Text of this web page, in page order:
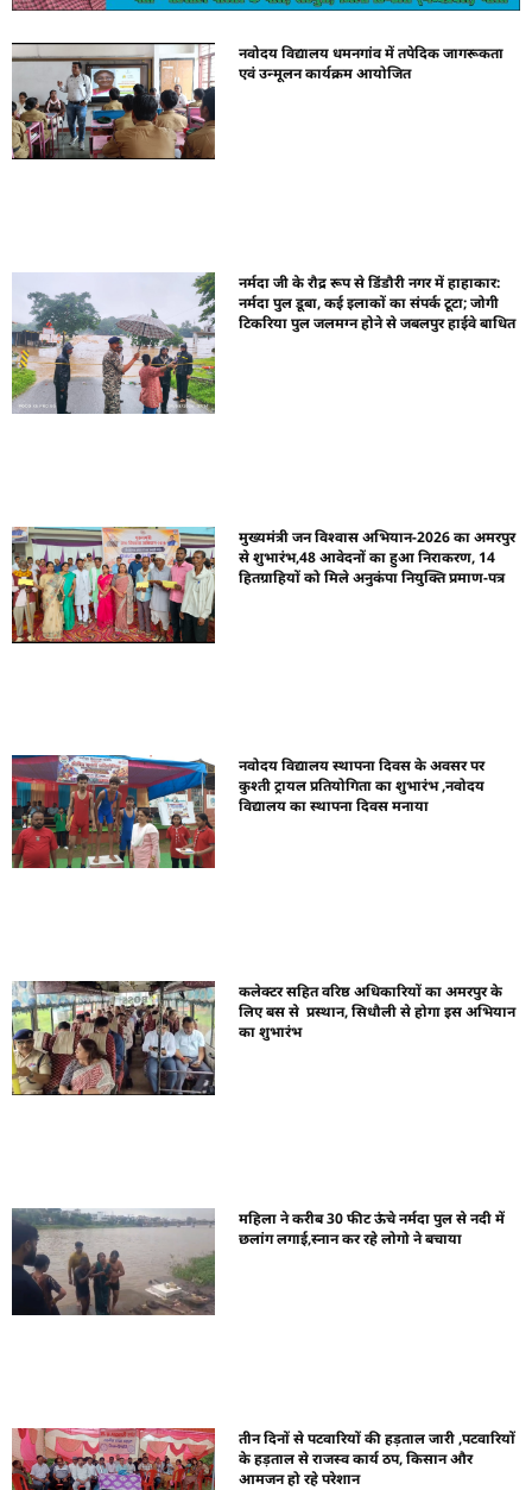
नवोदय विद्यालय धमनगांव में तपेदिक जागरूकता
एवं उन्मूलन कार्यक्रम आयोजित
नर्मदा जी के रौद्र रूप से डिंडौरी नगर में हाहाकार:
नर्मदा पुल डूबा, कई इलाकों का संपर्क टूटा; जोगी
टिकरिया पुल जलमग्न होने से जबलपुर हाईवे बाधित
मुख्यमंत्री जन विश्वास अभियान-2026 का अमरपुर
से शुभारंभ,48 आवेदनों का हुआ निराकरण, 14
हितग्राहियों को मिले अनुकंपा नियुक्ति प्रमाण-पत्र
नवोदय विद्यालय स्थापना दिवस के अवसर पर
कुश्ती ट्रायल प्रतियोगिता का शुभारंभ ,नवोदय
विद्यालय का स्थापना दिवस मनाया
कलेक्टर सहित वरिष्ठ अधिकारियों का अमरपुर के
लिए बस से प्रस्थान, सिधौली से होगा इस अभियान
का शुभारंभ
महिला ने करीब 30 फीट ऊंचे नर्मदा पुल से नदी में
छलांग लगाई,स्नान कर रहे लोगो ने बचाया
तीन दिनों से पटवारियों की हड़ताल जारी ,पटवारियों
के हड़ताल से राजस्व कार्य ठप, किसान और
आमजन हो रहे परेशान